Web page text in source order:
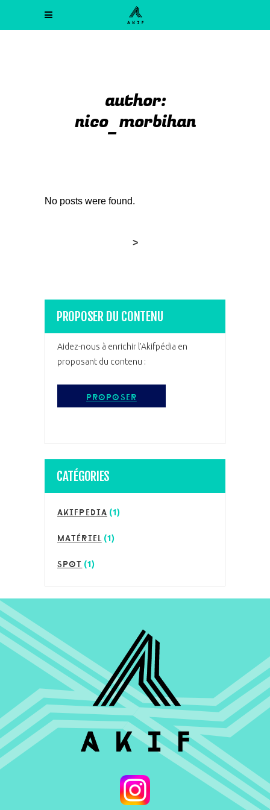
author:
nico_morbihan
No posts were found.
>
PROPOSER DU CONTENU
Aidez-nous à enrichir l'Akifpédia en
proposant du contenu :
proposer
CATÉGORIES
akifpedia (1)
matériel (1)
spot (1)